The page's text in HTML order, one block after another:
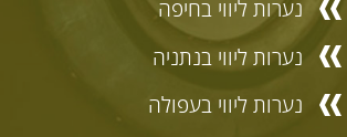
נערות ליווי בחיפה
נערות ליווי בנתניה
נערות ליווי בעפולה